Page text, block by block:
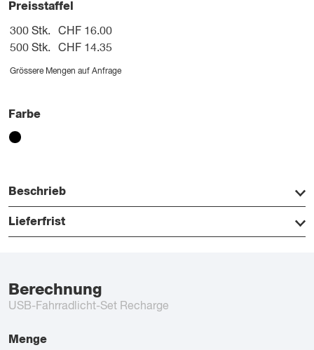
Preisstaffel
300 Stk.
CHF 16.00
500 Stk.
CHF 14.35
Grössere Mengen auf Anfrage
Farbe
Beschrieb
Lieferfrist
Berechnung
USB-Fahrradlicht-Set Recharge
Menge